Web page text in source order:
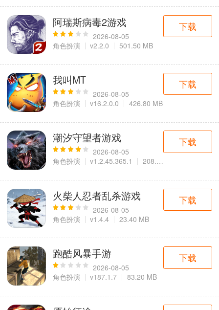
阿瑞斯病毒2游戏
2026-08-05
角色扮演
v2.2.0 501.50 MB
下载
我叫MT
2026-08-05
角色扮演
v16.2.0.0 426.80 MB
下载
潮汐守望者游戏
2026-08-05
角色扮演
v1.2.45.365.1 208.30 MB
下载
火柴人忍者乱杀游戏
2026-08-05
角色扮演
v1.4.4 23.40 MB
下载
跑酷风暴手游
2026-08-05
角色扮演
v187.1.7 83.20 MB
下载